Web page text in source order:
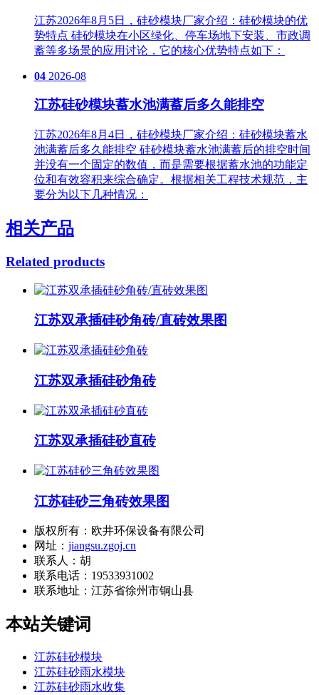
江苏2026年8月5日，硅砂模块厂家介绍：硅砂模块的优
势特点 硅砂模块在小区绿化、停车场地下安装、市政调
蓄等多场景的应用讨论，它的核心优势特点如下：
04 2026-08
江苏硅砂模块蓄水池满蓄后多久能排空
江苏2026年8月4日，硅砂模块厂家介绍：硅砂模块蓄水
池满蓄后多久能排空 硅砂模块蓄水池满蓄后的排空时间
并没有一个固定的数值，而是需要根据蓄水池的功能定
位和有效容积来综合确定。根据相关工程技术规范，主
要分为以下几种情况：
相关产品
Related products
江苏双承插硅砂角砖/直砖效果图
江苏双承插硅砂角砖
江苏双承插硅砂直砖
江苏硅砂三角砖效果图
版权所有：欧井环保设备有限公司
网址： jiangsu.zgoj.cn
联系人：胡
联系电话：19533931002
联系地址： 江苏省徐州市铜山县
本站关键词
江苏硅砂模块
江苏硅砂雨水模块
江苏硅砂雨水收集